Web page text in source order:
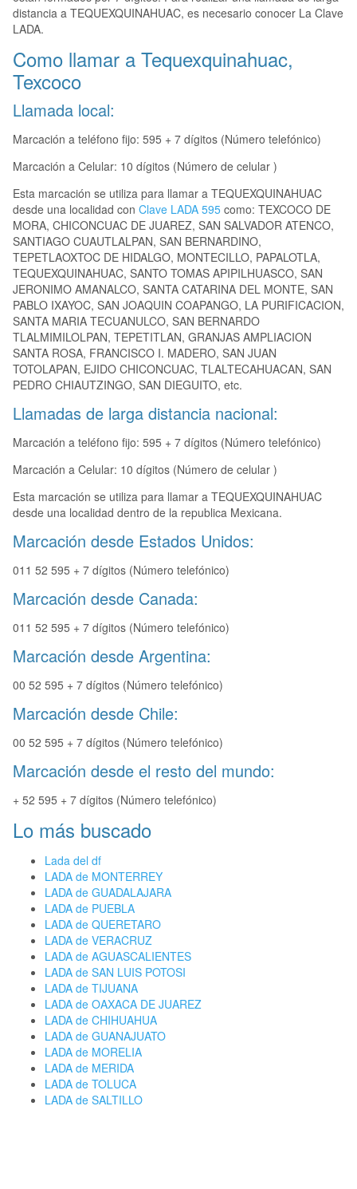
distancia a TEQUEXQUINAHUAC, es necesario conocer La Clave
LADA.
Como llamar a Tequexquinahuac,
Texcoco
Llamada local:
Marcación a teléfono fijo: 595 + 7 dígitos (Número telefónico)
Marcación a Celular: 10 dígitos (Número de celular )
Esta marcación se utiliza para llamar a TEQUEXQUINAHUAC
desde una localidad con Clave LADA 595 como: TEXCOCO DE
MORA, CHICONCUAC DE JUAREZ, SAN SALVADOR ATENCO,
SANTIAGO CUAUTLALPAN, SAN BERNARDINO,
TEPETLAOXTOC DE HIDALGO, MONTECILLO, PAPALOTLA,
TEQUEXQUINAHUAC, SANTO TOMAS APIPILHUASCO, SAN
JERONIMO AMANALCO, SANTA CATARINA DEL MONTE, SAN
PABLO IXAYOC, SAN JOAQUIN COAPANGO, LA PURIFICACION,
SANTA MARIA TECUANULCO, SAN BERNARDO
TLALMIMILOLPAN, TEPETITLAN, GRANJAS AMPLIACION
SANTA ROSA, FRANCISCO I. MADERO, SAN JUAN
TOTOLAPAN, EJIDO CHICONCUAC, TLALTECAHUACAN, SAN
PEDRO CHIAUTZINGO, SAN DIEGUITO, etc.
Llamadas de larga distancia nacional:
Marcación a teléfono fijo: 595 + 7 dígitos (Número telefónico)
Marcación a Celular: 10 dígitos (Número de celular )
Esta marcación se utiliza para llamar a TEQUEXQUINAHUAC
desde una localidad dentro de la republica Mexicana.
Marcación desde Estados Unidos:
011 52 595 + 7 dígitos (Número telefónico)
Marcación desde Canada:
011 52 595 + 7 dígitos (Número telefónico)
Marcación desde Argentina:
00 52 595 + 7 dígitos (Número telefónico)
Marcación desde Chile:
00 52 595 + 7 dígitos (Número telefónico)
Marcación desde el resto del mundo:
+ 52 595 + 7 dígitos (Número telefónico)
Lo más buscado
Lada del df
LADA de MONTERREY
LADA de GUADALAJARA
LADA de PUEBLA
LADA de QUERETARO
LADA de VERACRUZ
LADA de AGUASCALIENTES
LADA de SAN LUIS POTOSI
LADA de TIJUANA
LADA de OAXACA DE JUAREZ
LADA de CHIHUAHUA
LADA de GUANAJUATO
LADA de MORELIA
LADA de MERIDA
LADA de TOLUCA
LADA de SALTILLO